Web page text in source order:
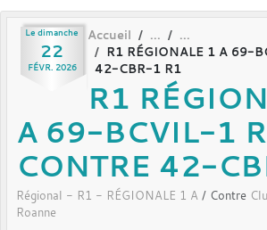
Le dimanche
22
FÉVR. 2026
Accueil
R1 RÉGIONALE 1 A 69-
42-CBR-1 R1
R1
A 69-BCVIL-1
CONTRE 42-
Régional - R1 - RÉGIONALE 1 A / Contre
Roanne